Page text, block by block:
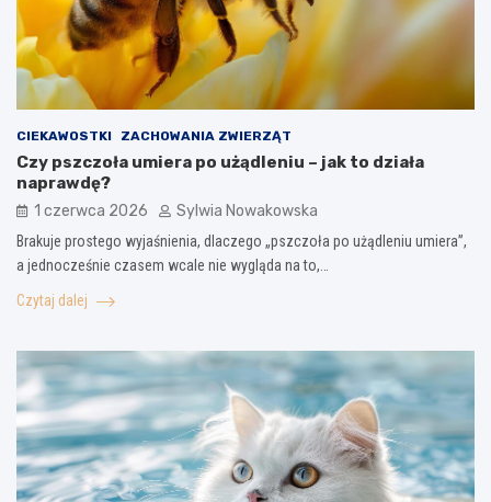
CIEKAWOSTKI ZACHOWANIA ZWIERZĄT
Czy pszczoła umiera po użądleniu – jak to działa
naprawdę?
1 czerwca 2026 Sylwia Nowakowska
Brakuje prostego wyjaśnienia, dlaczego „pszczoła po użądleniu umiera”,
a jednocześnie czasem wcale nie wygląda na to,…
Czytaj dalej